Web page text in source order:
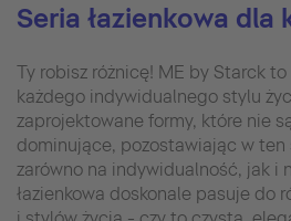
Seria łazienkowa dla
Ty robisz różnicę! ME by Starck to
każdego indywidualnego stylu
zaprojektowane formy, które nie
dominujące, pozostawiając w
zarówno na indywidualność, jak i
łazienkowa doskonale pasuje do